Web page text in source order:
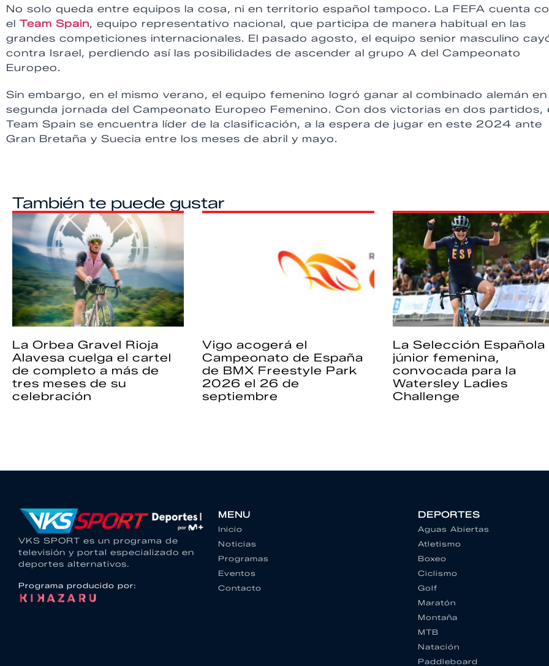
No solo queda entre equipos la cosa, ni en territorio español tampoco. La FEFA cuenta
el Team Spain, equipo representativo nacional, que participa de manera habitual en las
grandes competiciones internacionales. El pasado agosto, el equipo senior masculino
contra Israel, perdiendo así las posibilidades de ascender al grupo A del Campeonato
Europeo.
Sin embargo, en el mismo verano, el equipo femenino logró ganar al combinado alemán en
segunda jornada del Campeonato Europeo Femenino. Con dos victorias en dos partidos,
Team Spain se encuentra líder de la clasificación, a la espera de jugar en este 2024 ante
Gran Bretaña y Suecia entre los meses de abril y mayo.
También te puede gustar
La Orbea Gravel Rioja
Alavesa cuelga el cartel
de completo a más de
tres meses de su
celebración
Vigo acogerá el
Campeonato de España
de BMX Freestyle Park
2026 el 26 de
septiembre
La Selección Española
júnior femenina,
convocada para la
Watersley Ladies
Challenge
VKS SPORT es un programa de
televisión y portal especializado en
deportes alternativos.
Programa producido por:
MENU
Inicio
Noticias
Programas
Eventos
Contacto
DEPORTES
Aguas Abiertas
Atletismo
Boxeo
Ciclismo
Golf
Maratón
Montaña
MTB
Natación
Paddleboard